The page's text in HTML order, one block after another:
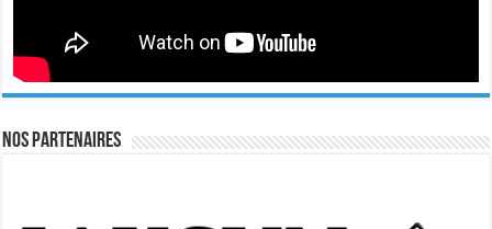
Nos Partenaires